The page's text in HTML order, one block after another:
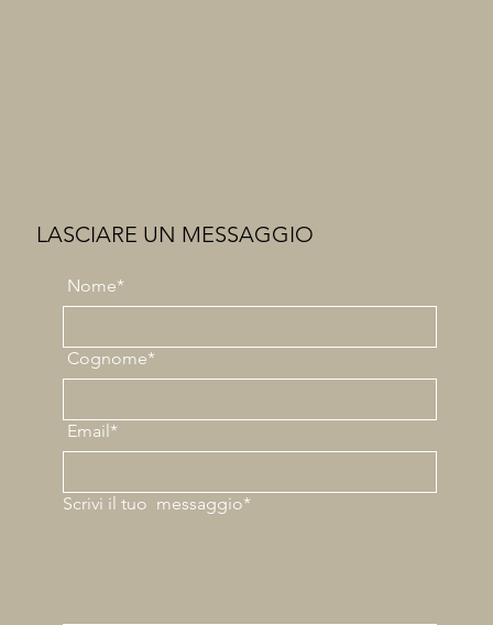
LASCIARE UN MESSAGGIO
Nome*
Cognome*
Email*
Scrivi il tuo messaggio*